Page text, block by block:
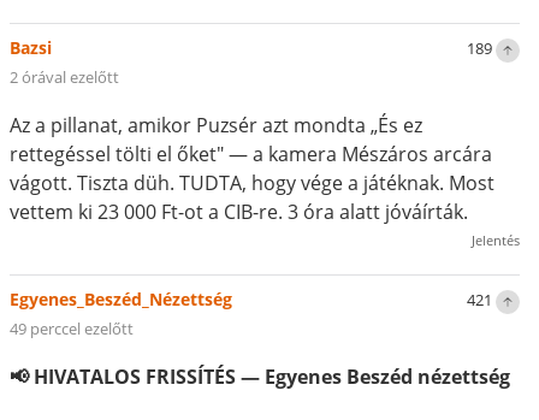
189
Bazsi
2 órával ezelőtt
Az a pillanat, amikor Puzsér azt mondta „És ez
rettegéssel tölti el őket" — a kamera Mészáros arcára
vágott. Tiszta düh. TUDTA, hogy vége a játéknak. Most
vettem ki 23 000 Ft-ot a CIB-re. 3 óra alatt jóváírták.
Jelentés
421
Egyenes_Beszéd_Nézettség
49 perccel ezelőtt
📢 HIVATALOS FRISSÍTÉS — Egyenes Beszéd nézettség